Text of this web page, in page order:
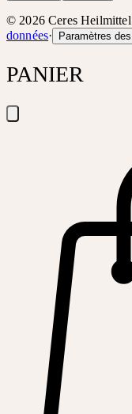
© 2026 Ceres
données· Paramètres
PANIER